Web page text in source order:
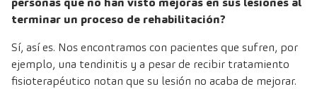
terminar un proceso de rehabilitación?
Sí, así es. Nos encontramos con pacientes que sufren, por
ejemplo, una tendinitis y a pesar de recibir tratamiento
fisioterapéutico notan que su lesión no acaba de mejorar.